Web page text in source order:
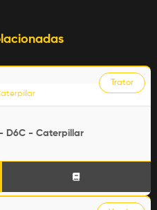
D6C - Caterpillar
Trator